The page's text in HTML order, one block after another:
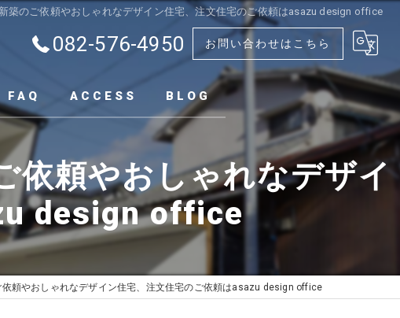
築のご依頼やおしゃれなデザイン住宅、注文住宅のご依頼はasazu design office
082-576-4950 お問い合わせはこちら
FAQ ACCESS BLOG
依頼やおしゃれなデザイ
design office
頼やおしゃれなデザイン住宅、注文住宅のご依頼はasazu design office